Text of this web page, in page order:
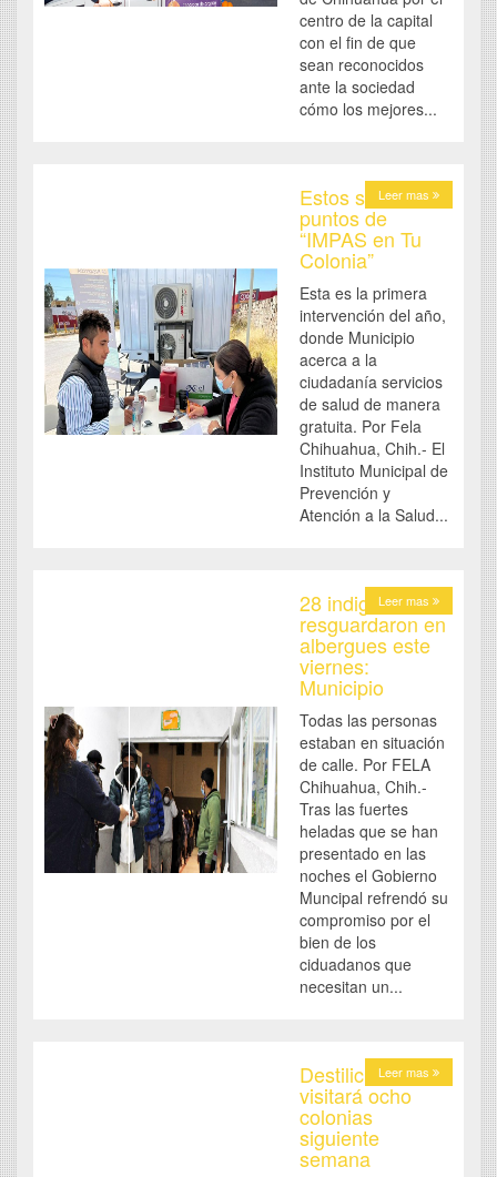
centro de la capital
con el fin de que
sean reconocidos
ante la sociedad
cómo los mejores...
Leer mas
Estos serán los
puntos de
“IMPAS en Tu
Colonia”
Esta es la primera
intervención del año,
donde Municipio
acerca a la
ciudadanía servicios
de salud de manera
gratuita. Por Fela
Chihuahua, Chih.- El
Instituto Municipal de
Prevención y
Atención a la Salud...
Leer mas
28 indigentes se
resguardaron en
albergues este
viernes:
Municipio
Todas las personas
estaban en situación
de calle. Por FELA
Chihuahua, Chih.-
Tras las fuertes
heladas que se han
presentado en las
noches el Gobierno
Muncipal refrendó su
compromiso por el
bien de los
ciduadanos que
necesitan un...
Leer mas
Destilichadero
visitará ocho
colonias
siguiente
semana